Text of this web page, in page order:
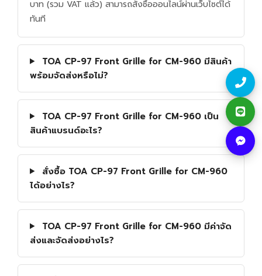
บาท (รวม VAT แล้ว) สามารถสั่งซื้อออนไลน์ผ่านเว็บไซต์ได้
ทันที
TOA CP-97 Front Grille for CM-960 มีสินค้า
พร้อมจัดส่งหรือไม่?
TOA CP-97 Front Grille for CM-960 เป็น
สินค้าแบรนด์อะไร?
สั่งซื้อ TOA CP-97 Front Grille for CM-960
ได้อย่างไร?
TOA CP-97 Front Grille for CM-960 มีค่าจัด
ส่งและจัดส่งอย่างไร?